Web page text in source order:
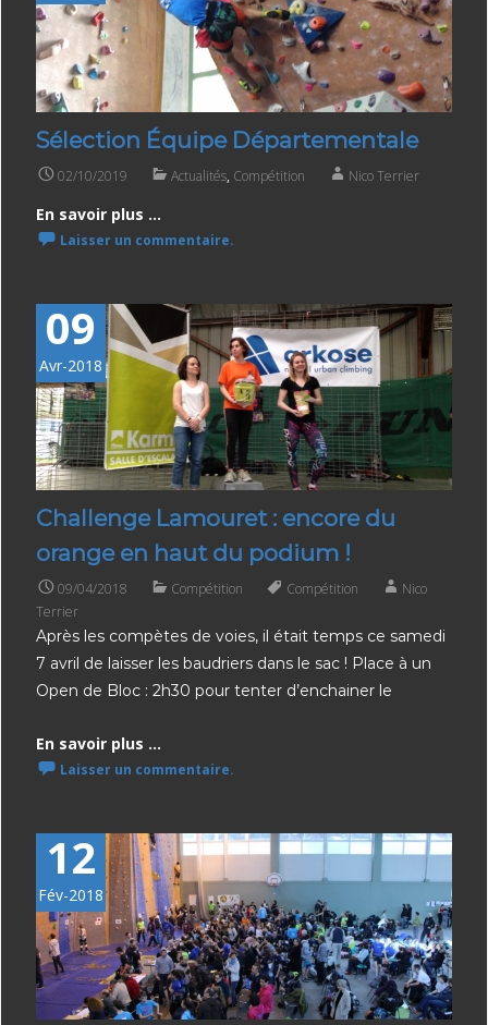
Sélection Équipe Départementale
02/10/2019 Actualités, Compétition Nico Terrier
En savoir plus ...
Laisser un commentaire.
09
Avr-2018
Challenge Lamouret : encore du
orange en haut du podium !
09/04/2018 Compétition Compétition
Nico
Terrier
Après les compètes de voies, il était temps ce samedi
7 avril de laisser les baudriers dans le sac ! Place à un
Open de Bloc : 2h30 pour tenter d’enchainer le
En savoir plus ...
Laisser un commentaire.
12
Fév-2018